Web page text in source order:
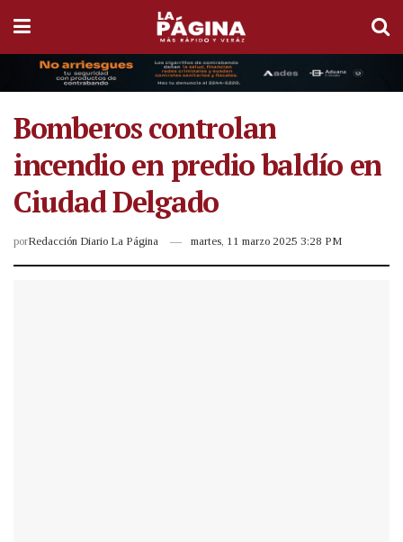
Bomberos controlan
incendio en predio baldío en
Ciudad Delgado
porRedacción Diario La Página martes, 11 marzo 2025 3:28 PM